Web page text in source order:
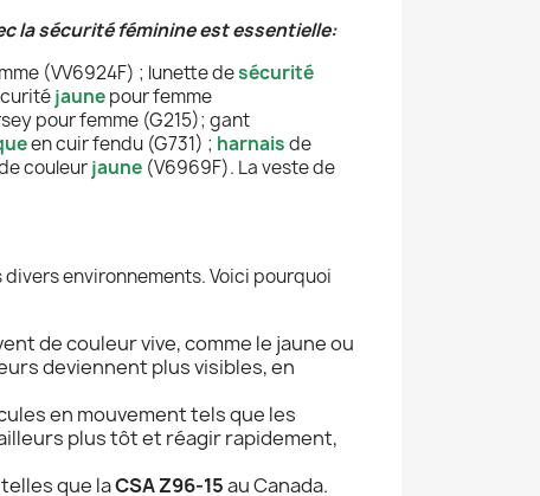
la sécurité féminine est essentielle:
(VV6924F) ; lunette desécurité
jaunepour femme
pour femme (G215); gant
en cuir fendu (G731) ; harnaisde
couleurjaune (V6969F). La veste de
environnements. Voici pourquoi
de couleur vive, comme le jaune ou
deviennent plus visibles, en
en mouvement tels que les
plus tôt et réagir rapidement,
que laCSA Z96-15au Canada.